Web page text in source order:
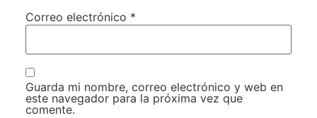
Correo electrónico *
Guarda mi nombre, correo electrónico y web en
este navegador para la próxima vez que
comente.